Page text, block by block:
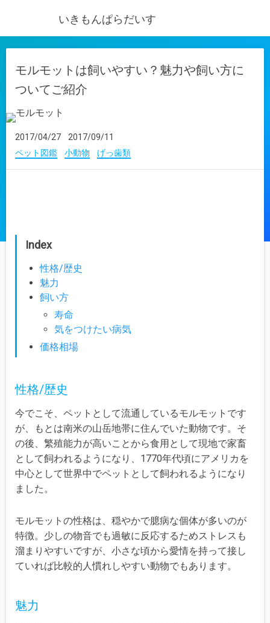
いきもんぱらだいす
モルモットは飼いやすい？魅力や飼い方に
ついてご紹介
2017/04/27
2017/09/11
ペット図鑑
小動物 げっ歯類
Index
性格/歴史
魅力
飼い方
寿命
気をつけたい病気
価格相場
性格/歴史
今でこそ、ペットとして流通しているモルモットです
が、もとは南米の山岳地帯に住んでいた動物です。そ
の後、繁殖能力が高いことから食用として現地で家畜
として飼われるようになり、1770年代頃にアメリカを
中心として世界中でペットとして飼われるようになり
ました。
モルモットの性格は、穏やかで臆病な個体が多いのが
特徴。少しの物音でも過敏に反応するためストレスも
溜まりやすいですが、小さな頃から愛情を持って接し
ていれば比較的人慣れしやすい動物でもあります。
魅力